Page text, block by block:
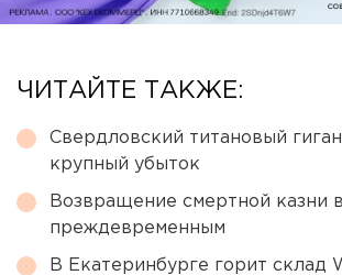
ЧИТАЙТЕ ТАКЖЕ:
Свердловский титановый
крупный убыток
Возвращение смертной казни
преждевременным
В Екатеринбурге горит склад